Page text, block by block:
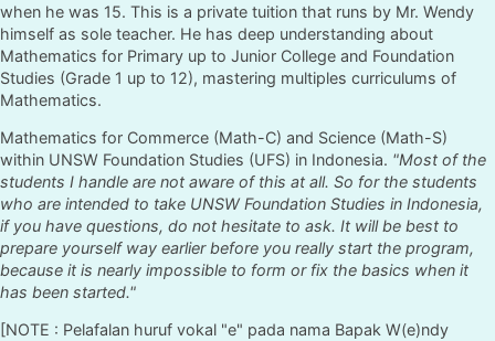
when he was 15. This is a private tuition that runs by Mr. Wendy
himself as sole teacher. He has deep understanding about
Mathematics for Primary up to Junior College and Foundation
Studies (Grade 1 up to 12), mastering multiples curriculums of
Mathematics.
Mathematics for Commerce (Math-C) and Science (Math-S)
within UNSW Foundation Studies (UFS) in Indonesia. "Most of the
students I handle are not aware of this at all. So for the students
who are intended to take UNSW Foundation Studies in Indonesia,
if you have questions, do not hesitate to ask. It will be best to
prepare yourself way earlier before you really start the program,
because it is nearly impossible to form or fix the basics when it
has been started."
[NOTE : Pelafalan huruf vokal "e" pada nama Bapak W(e)ndy